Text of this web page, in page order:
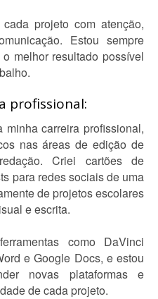
projeto com atenção,
Estou sempre
melhor resultado possível
profissional:
carreira profissional,
nas áreas de edição de
Criei cartões de
para redes sociais de uma
de projetos escolares
e escrita.
como DaVinci
e Google Docs, e estou
novas plataformas e
de cada projeto.